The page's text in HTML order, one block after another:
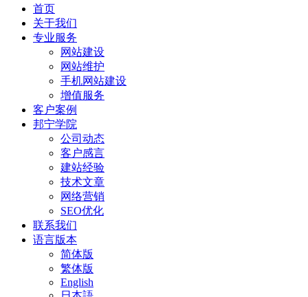
首页
关于我们
专业服务
网站建设
网站维护
手机网站建设
增值服务
客户案例
邦宁学院
公司动态
客户感言
建站经验
技术文章
网络营销
SEO优化
联系我们
语言版本
简体版
繁体版
English